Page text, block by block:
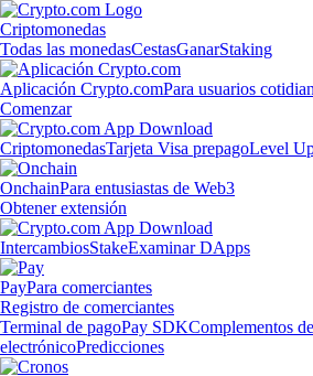
Criptomonedas
Todas las monedasCestasGanarStaking
Aplicación Crypto.comPara usuarios
Comenzar
CriptomonedasTarjeta Visa prepagoLevel
OnchainPara entusiastas de Web3
Obtener extensión
IntercambiosStakeExaminar DApps
PayPara comerciantes
Registro de comerciantes
Terminal de pagoPay SDKComplementos
electrónicoPredicciones